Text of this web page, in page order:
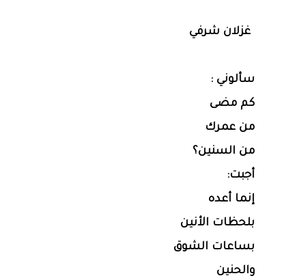
غزلان شرفي
سألوني :
كم مضى
من عمرك
من السنين؟
أجبت:
إنما أعده
بلحظات الأنين
بساعات الشوق
والحنين